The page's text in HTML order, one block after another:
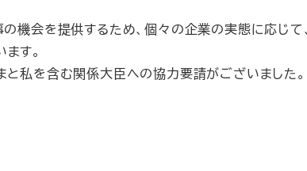
機会を提供するため、個々の企業の実態に応じて、
す。
私を含む関係大臣への協力要請がございました。